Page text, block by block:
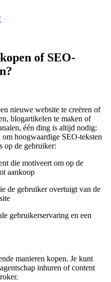
of SEO-
nieuwe website te creëren of
blogartikelen te maken of
één ding is altijd nodig:
hoogwaardige SEO-teksten
op de gebruiker:
die motiveert om op de
aankoop
de gebruiker overtuigt van de
gebruikerservaring en een
manieren kopen. Je kunt
inhuren of content